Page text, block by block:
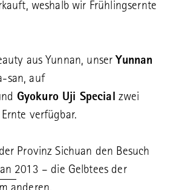
weshalb wir Frühlingsernte
aus Yunnan, unser Yunnan
san, auf
Gyokuro Uji Special zwei
verfügbar.
Provinz Sichuan den Besuch
2013 – die Gelbtees der